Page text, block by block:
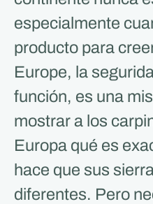
especialmente
producto para
Europe, la
función, es una
mostrar a los
Europa qué es
hace que sus
diferentes. Pero